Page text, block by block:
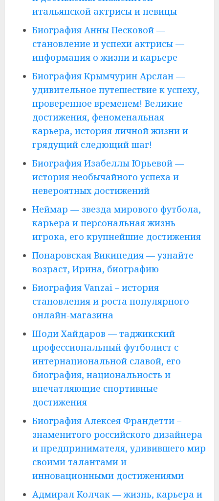
итальянской актрисы и певицы
Биография Анны Песковой —
становление и успехи актрисы —
информация о жизни и карьере
Биография Крымчурин Арслан —
удивительное путешествие к успеху,
проверенное временем! Великие
достижения, феноменальная
карьера, история личной жизни и
грядущий следющий шаг!
Биография Изабеллы Юрьевой —
история необычайного успеха и
невероятных достижений
Неймар — звезда мирового футбола,
карьера и персональная жизнь
игрока, его крупнейшие достижения
Понаровская Википедия — узнайте
возраст, Ирина, биографию
Биография Vanzai – история
становления и роста популярного
онлайн-магазина
Шоди Хайдаров — таджикский
профессиональный футболист с
интернациональной славой, его
биография, национальность и
впечатляющие спортивные
достижения
Биография Алексея Франдетти –
знаменитого российского дизайнера
и предпринимателя, удивившего мир
своими талантами и
инновационными достижениями
Адмирал Колчак — жизнь, карьера и